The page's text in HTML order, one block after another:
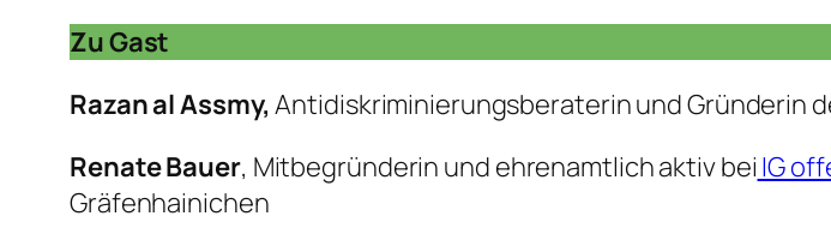
Zu Gast
Razan al Assmy, Antidiskriminierungsberaterin und Gründerin
Renate Bauer, Mitbegründerin und ehrenamtlich aktiv bei IG
Gräfenhainichen